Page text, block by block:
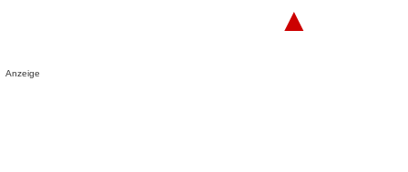
▲
Anzeige